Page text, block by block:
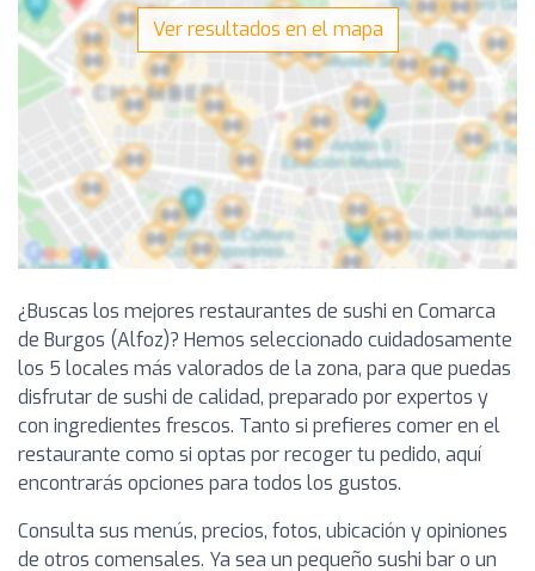
Ver resultados en el mapa
¿Buscas los mejores restaurantes de sushi en Comarca
de Burgos (Alfoz)? Hemos seleccionado cuidadosamente
los 5 locales más valorados de la zona, para que puedas
disfrutar de sushi de calidad, preparado por expertos y
con ingredientes frescos. Tanto si prefieres comer en el
restaurante como si optas por recoger tu pedido, aquí
encontrarás opciones para todos los gustos.
Consulta sus menús, precios, fotos, ubicación y opiniones
de otros comensales. Ya sea un pequeño sushi bar o un